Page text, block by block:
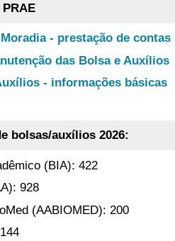
PRAE
- prestação de contas
das Bolsa e Auxílios
- informações básicas
bolsas/auxílios 2026:
(BIA): 422
928
(AABIOMED): 200